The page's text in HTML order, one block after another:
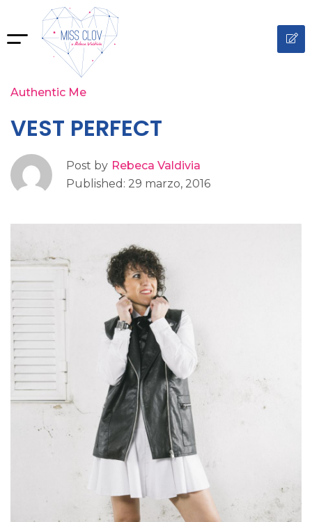
Authentic Me
VEST PERFECT
Post by Rebeca Valdivia
Published: 29 marzo, 2016